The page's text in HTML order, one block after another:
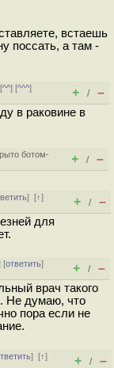
встаешь
поссать, а там -
^^] [^^^]
+ / –
в раковине в
ботом-
+ / –
][↑]
+ / –
для
[ответить]
+ / –
врач такого
Не думаю, что
пора если не
][↑]
+ / –